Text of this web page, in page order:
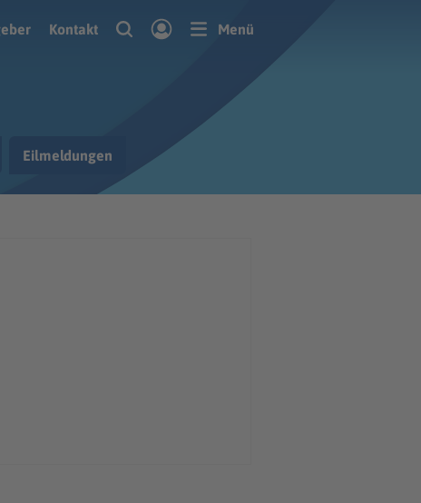
Kontakt Menü
Eilmeldungen